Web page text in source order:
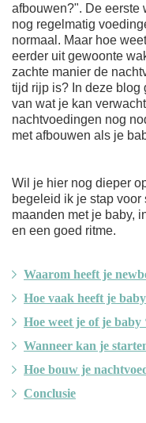
afbouwen?". De eerste
nog regelmatig
normaal. Maar hoe
eerder uit gewoonte
zachte manier de
tijd rijp is? In deze blog
van wat je kan
nachtvoedingen nog
met afbouwen als je
Wil je hier nog dieper
begeleid ik je stap voor
maanden met je baby,
en een goed ritme.
Waarom heeft je
Hoe vaak heeft je
Hoe weet je of je baby
Wanneer kan je
Hoe bouw je
Conclusie